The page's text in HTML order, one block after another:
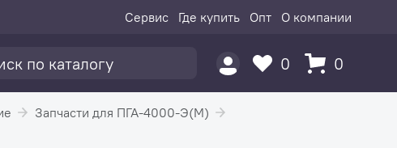
Сервис Где купить Опт О компании
0 0
Запчасти для ПГА-4000-Э(М)